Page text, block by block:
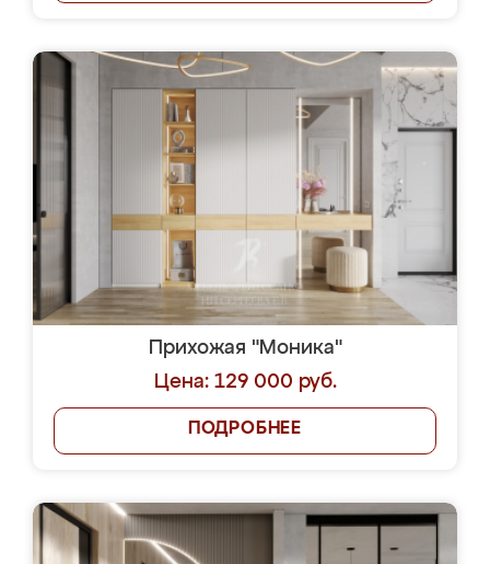
Прихожая "Моника"
Цена: 129 000 руб.
ПОДРОБНЕЕ